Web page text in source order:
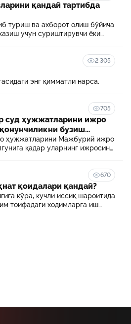
қандай тартибда
туриш ва ахборот олиш бўйича
учун суриштирувчи ёки
2 305
энг қимматли нарса.
705
суд ҳужжатларини ижро
бузиш
факт
ҳужжатларини Мажбурий ижро
қадар уларнинг ижросини
670
қоидалари қандай?
кўра, кучли иссиқ шароитида
тоифадаги ходимларга иш